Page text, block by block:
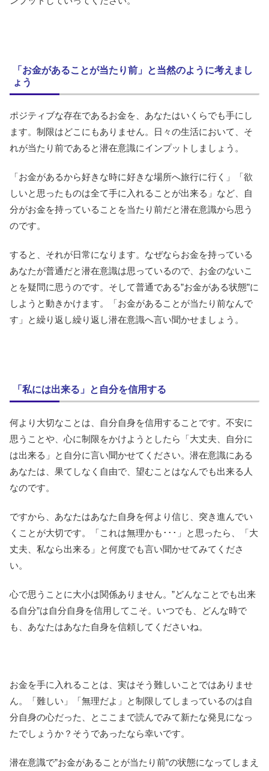
「お金があることが当たり前」と当然のように考えまし
ょう
ポジティブな存在であるお金を、あなたはいくらでも手にし
ます。制限はどこにもありません。日々の生活において、そ
れが当たり前であると潜在意識にインプットしましょう。
「お金があるから好きな時に好きな場所へ旅行に行く」「欲
しいと思ったものは全て手に入れることが出来る」など、自
分がお金を持っていることを当たり前だと潜在意識から思う
のです。
すると、それが日常になります。なぜならお金を持っている
あなたが普通だと潜在意識は思っているので、お金のないこ
とを疑問に思うのです。そして普通である”お金がある状態”に
しようと動きかけます。「お金があることが当たり前なんで
す」と繰り返し繰り返し潜在意識へ言い聞かせましょう。
「私には出来る」と自分を信用する
何より大切なことは、自分自身を信用することです。不安に
思うことや、心に制限をかけようとしたら「大丈夫、自分に
は出来る」と自分に言い聞かせてください。潜在意識にある
あなたは、果てしなく自由で、望むことはなんでも出来る人
なのです。
ですから、あなたはあなた自身を何より信じ、突き進んでい
くことが大切です。「これは無理かも･･･」と思ったら、「大
丈夫、私なら出来る」と何度でも言い聞かせてみてくださ
い。
心で思うことに大小は関係ありません。”どんなことでも出来
る自分”は自分自身を信用してこそ。いつでも、どんな時で
も、あなたはあなた自身を信頼してくださいね。
お金を手に入れることは、実はそう難しいことではありませ
ん。「難しい」「無理だよ」と制限してしまっているのは自
分自身の心だった、とここまで読んでみて新たな発見になっ
たでしょうか？そうであったなら幸いです。
潜在意識で”お金があることが当たり前”の状態になってしまえ